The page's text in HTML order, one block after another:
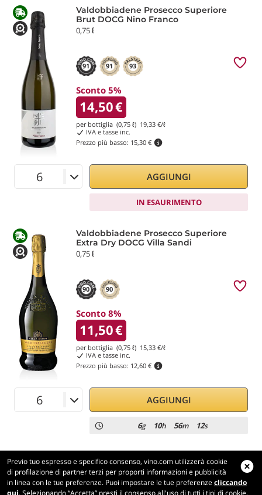
Valdobbiadene Prosecco Superiore
Brut DOCG Nino Franco
0,75 ℓ
91 91 93
Sconto 5%
14,50€
per bottiglia (0,75 ℓ) 19,33 €/ℓ
IVA e tasse inc.
Prezzo più basso: 15,30 €
AGGIUNGI
IN ESAURIMENTO
Valdobbiadene Prosecco Superiore
Extra Dry DOCG Villa Sandi
0,75 ℓ
90 90
Sconto 8%
11,50€
per bottiglia (0,75 ℓ) 15,33 €/ℓ
IVA e tasse inc.
Prezzo più basso: 12,60 €
AGGIUNGI
6g 10h 56m 12s
Previo tuo espresso e specifico consenso, vino.com utilizzerà cookie
di profilazione di partner terzi per proporti informazioni e pubblicità
in linea con le tue preferenze. Puoi impostare le tue preferenzecliccando
qui. Selezionando “Accetta” presti il consenso all'uso di tutti i tipi di cookie,
Vino.com